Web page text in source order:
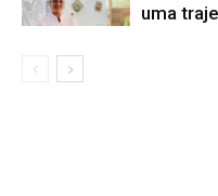
uma